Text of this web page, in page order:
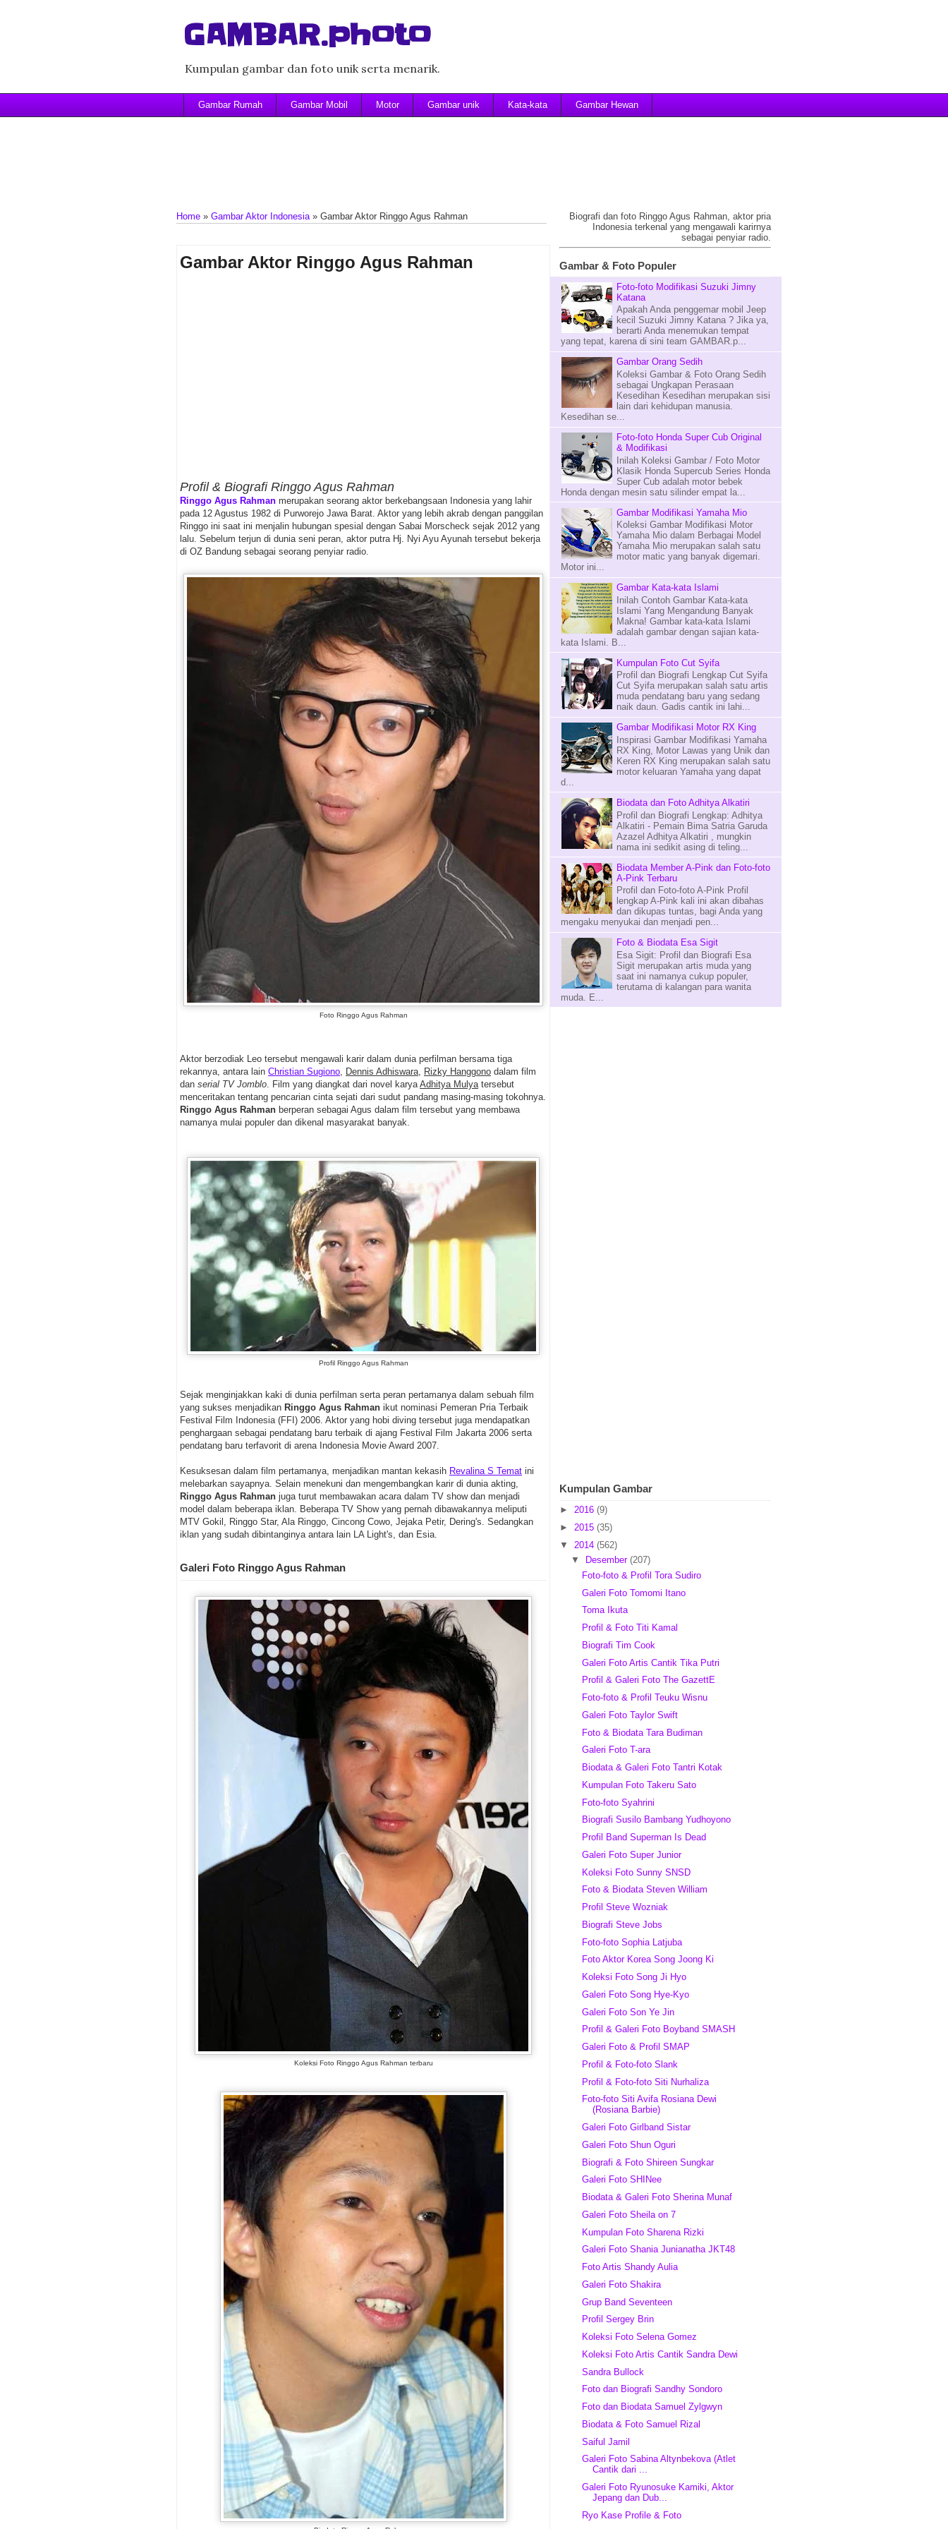
GAMBAR.photo
Kumpulan gambar dan foto unik serta menarik.
Gambar Rumah Gambar Mobil Motor Gambar unik Kata-kata Gambar Hewan
Home » Gambar Aktor Indonesia » Gambar Aktor Ringgo Agus Rahman
Gambar Aktor Ringgo Agus Rahman
Profil & Biografi Ringgo Agus Rahman
Ringgo Agus Rahman merupakan seorang aktor berkebangsaan Indonesia yang lahir
pada 12 Agustus 1982 di Purworejo Jawa Barat. Aktor yang lebih akrab dengan panggilan
Ringgo ini saat ini menjalin hubungan spesial dengan Sabai Morscheck sejak 2012 yang
lalu. Sebelum terjun di dunia seni peran, aktor putra Hj. Nyi Ayu Ayunah tersebut bekerja
di OZ Bandung sebagai seorang penyiar radio.
Foto Ringgo Agus Rahman
Aktor berzodiak Leo tersebut mengawali karir dalam dunia perfilman bersama tiga
rekannya, antara lain Christian Sugiono, Dennis Adhiswara, Rizky Hanggono dalam film
dan serial TV Jomblo. Film yang diangkat dari novel karyaAdhitya Mulyatersebut
menceritakan tentang pencarian cinta sejati dari sudut pandang masing-masing tokohnya.
Ringgo Agus Rahman berperan sebagai Agus dalam film tersebut yang membawa
namanya mulai populer dan dikenal masyarakat banyak.
Profil Ringgo Agus Rahman
Sejak menginjakkan kaki di dunia perfilman serta peran pertamanya dalam sebuah film
yang sukses menjadikan Ringgo Agus Rahman ikut nominasi Pemeran Pria Terbaik
Festival Film Indonesia (FFI) 2006. Aktor yang hobi diving tersebut juga mendapatkan
penghargaan sebagai pendatang baru terbaik di ajang Festival Film Jakarta 2006 serta
pendatang baru terfavorit di arena Indonesia Movie Award 2007.
Kesuksesan dalam film pertamanya, menjadikan mantan kekasih Revalina S Temat ini
melebarkan sayapnya. Selain menekuni dan mengembangkan karir di dunia akting,
Ringgo Agus Rahman juga turut membawakan acara dalam TV show dan menjadi
model dalam beberapa iklan. Beberapa TV Show yang pernah dibawakannya meliputi
MTV Gokil, Ringgo Star, Ala Ringgo, Cincong Cowo, Jejaka Petir, Dering's. Sedangkan
iklan yang sudah dibintanginya antara lain LA Light's, dan Esia.
Galeri Foto Ringgo Agus Rahman
Koleksi Foto Ringgo Agus Rahman terbaru
Biografi dan foto Ringgo Agus Rahman, aktor pria
Indonesia terkenal yang mengawali karirnya
sebagai penyiar radio.
Gambar & Foto Populer
Foto-foto Modifikasi Suzuki Jimny
Katana
Apakah Anda penggemar mobil Jeep
kecil Suzuki Jimny Katana ? Jika ya,
berarti Anda menemukan tempat
yang tepat, karena di sini team GAMBAR.p...
Gambar Orang Sedih
Koleksi Gambar & Foto Orang Sedih
sebagai Ungkapan Perasaan
Kesedihan Kesedihan merupakan sisi
lain dari kehidupan manusia.
Kesedihan se...
Foto-foto Honda Super Cub Original
& Modifikasi
Inilah Koleksi Gambar / Foto Motor
Klasik Honda Supercub Series Honda
Super Cub adalah motor bebek
Honda dengan mesin satu silinder empat la...
Gambar Modifikasi Yamaha Mio
Koleksi Gambar Modifikasi Motor
Yamaha Mio dalam Berbagai Model
Yamaha Mio merupakan salah satu
motor matic yang banyak digemari.
Motor ini...
Gambar Kata-kata Islami
Inilah Contoh Gambar Kata-kata
Islami Yang Mengandung Banyak
Makna! Gambar kata-kata Islami
adalah gambar dengan sajian kata-
kata Islami. B...
Kumpulan Foto Cut Syifa
Profil dan Biografi Lengkap Cut Syifa
Cut Syifa merupakan salah satu artis
muda pendatang baru yang sedang
naik daun. Gadis cantik ini lahi...
Gambar Modifikasi Motor RX King
Inspirasi Gambar Modifikasi Yamaha
RX King, Motor Lawas yang Unik dan
Keren RX King merupakan salah satu
motor keluaran Yamaha yang dapat
d...
Biodata dan Foto Adhitya Alkatiri
Profil dan Biografi Lengkap: Adhitya
Alkatiri - Pemain Bima Satria Garuda
Azazel Adhitya Alkatiri , mungkin
nama ini sedikit asing di teling...
Biodata Member A-Pink dan Foto-foto
A-Pink Terbaru
Profil dan Foto-foto A-Pink Profil
lengkap A-Pink kali ini akan dibahas
dan dikupas tuntas, bagi Anda yang
mengaku menyukai dan menjadi pen...
Foto & Biodata Esa Sigit
Esa Sigit: Profil dan Biografi Esa
Sigit merupakan artis muda yang
saat ini namanya cukup populer,
terutama di kalangan para wanita
muda. E...
Kumpulan Gambar
► 2016 (9)
► 2015 (35)
▼ 2014 (562)
▼
Desember (207)
Foto-foto & Profil Tora Sudiro
Galeri Foto Tomomi Itano
Toma Ikuta
Profil & Foto Titi Kamal
Biografi Tim Cook
Galeri Foto Artis Cantik Tika Putri
Profil & Galeri Foto The GazettE
Foto-foto & Profil Teuku Wisnu
Galeri Foto Taylor Swift
Foto & Biodata Tara Budiman
Galeri Foto T-ara
Biodata & Galeri Foto Tantri Kotak
Kumpulan Foto Takeru Sato
Foto-foto Syahrini
Biografi Susilo Bambang Yudhoyono
Profil Band Superman Is Dead
Galeri Foto Super Junior
Koleksi Foto Sunny SNSD
Foto & Biodata Steven William
Profil Steve Wozniak
Biografi Steve Jobs
Foto-foto Sophia Latjuba
Foto Aktor Korea Song Joong Ki
Koleksi Foto Song Ji Hyo
Galeri Foto Song Hye-Kyo
Galeri Foto Son Ye Jin
Profil & Galeri Foto Boyband SMASH
Galeri Foto & Profil SMAP
Profil & Foto-foto Slank
Profil & Foto-foto Siti Nurhaliza
Foto-foto Siti Avifa Rosiana Dewi
(Rosiana Barbie)
Galeri Foto Girlband Sistar
Galeri Foto Shun Oguri
Biografi & Foto Shireen Sungkar
Galeri Foto SHINee
Biodata & Galeri Foto Sherina Munaf
Galeri Foto Sheila on 7
Kumpulan Foto Sharena Rizki
Galeri Foto Shania Junianatha JKT48
Foto Artis Shandy Aulia
Galeri Foto Shakira
Grup Band Seventeen
Profil Sergey Brin
Koleksi Foto Selena Gomez
Koleksi Foto Artis Cantik Sandra Dewi
Sandra Bullock
Foto dan Biografi Sandhy Sondoro
Foto dan Biodata Samuel Zylgwyn
Biodata & Foto Samuel Rizal
Saiful Jamil
Galeri Foto Sabina Altynbekova (Atlet
Cantik dari ...
Galeri Foto Ryunosuke Kamiki, Aktor
Jepang dan Dub...
Ryo Kase Profile & Foto